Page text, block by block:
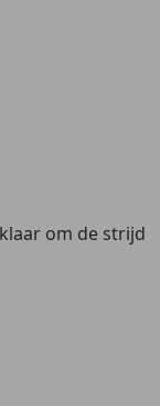
om de strijd